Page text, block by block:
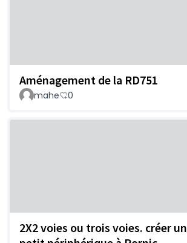
Aménagement de la RD751
mahe
0
2X2 voies ou trois voies. créer un